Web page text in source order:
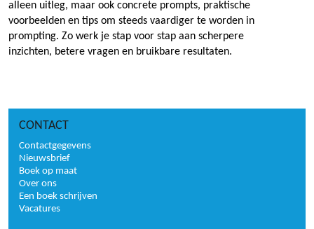
alleen uitleg, maar ook concrete prompts, praktische
voorbeelden en tips om steeds vaardiger te worden in
prompting. Zo werk je stap voor stap aan scherpere
inzichten, betere vragen en bruikbare resultaten.
CONTACT
Contactgegevens
Nieuwsbrief
Boek op maat
Over ons
Een boek schrijven
Vacatures